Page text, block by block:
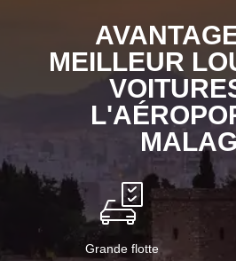
MEILLEUR
Grande flotte